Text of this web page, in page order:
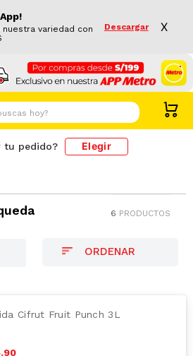
variedad con
Descargar X
hoy?
tu pedido? Elegir
6 PRODUCTOS
Cifrut Fruit Punch 3L
.90